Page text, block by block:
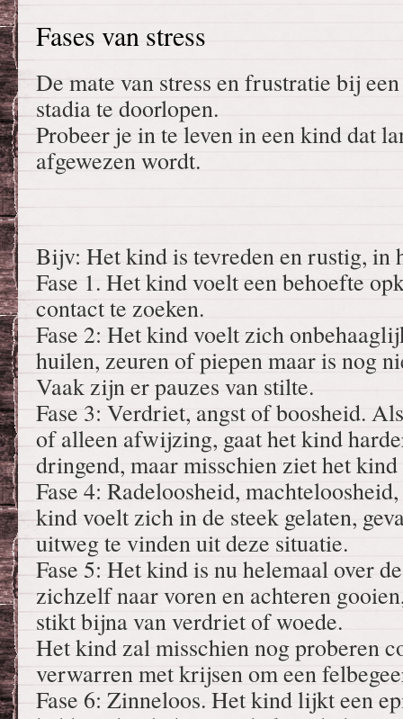
Fases van stress
De mate van stress en frustratie bij
stadia te doorlopen.
Probeer je in te leven in een kind dat
afgewezen wordt.
Bijv: Het kind is tevreden en rustig, in
Fase 1. Het kind voelt een behoefte
contact te zoeken.
Fase 2: Het kind voelt zich
huilen, zeuren of piepen maar is nog
Vaak zijn er pauzes van stilte.
Fase 3: Verdriet, angst of boosheid.
of alleen afwijzing, gaat het kind
dringend, maar misschien ziet het
Fase 4: Radeloosheid,
kind voelt zich in de steek gelaten,
uitweg te vinden uit deze situatie.
Fase 5: Het kind is nu helemaal over
zichzelf naar voren en achteren
stikt bijna van verdriet of woede.
Het kind zal misschien nog proberen
verwarren met krijsen om een
Fase 6: Zinneloos. Het kind lijkt een